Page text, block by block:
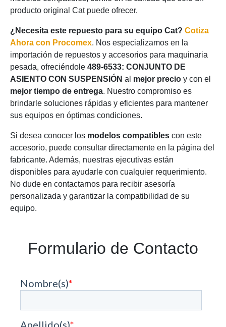
producto original Cat puede ofrecer.
¿Necesita este repuesto para su equipo Cat? Cotiza
Ahora con Procomex. Nos especializamos en la
importación de repuestos y accesorios para maquinaria
pesada, ofreciéndole 489-6533: CONJUNTO DE
ASIENTO CON SUSPENSIÓN al mejor precio y con el
mejor tiempo de entrega. Nuestro compromiso es
brindarle soluciones rápidas y eficientes para mantener
sus equipos en óptimas condiciones.
Si desea conocer los modelos compatibles con este
accesorio, puede consultar directamente en la página del
fabricante. Además, nuestras ejecutivas están
disponibles para ayudarle con cualquier requerimiento.
No dude en contactarnos para recibir asesoría
personalizada y garantizar la compatibilidad de su
equipo.
Formulario de Contacto